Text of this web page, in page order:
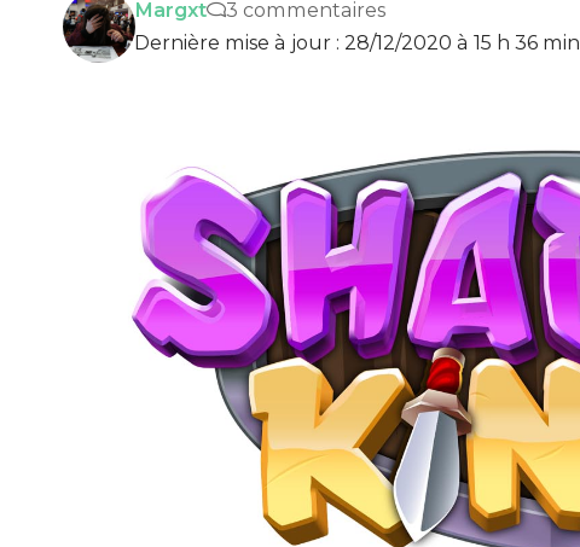
Dernière mise à jour : 28/12/2020 à 15 h 36 min
Margxt 3 commentaires